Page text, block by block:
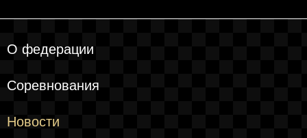
О федерации
Соревнования
Новости